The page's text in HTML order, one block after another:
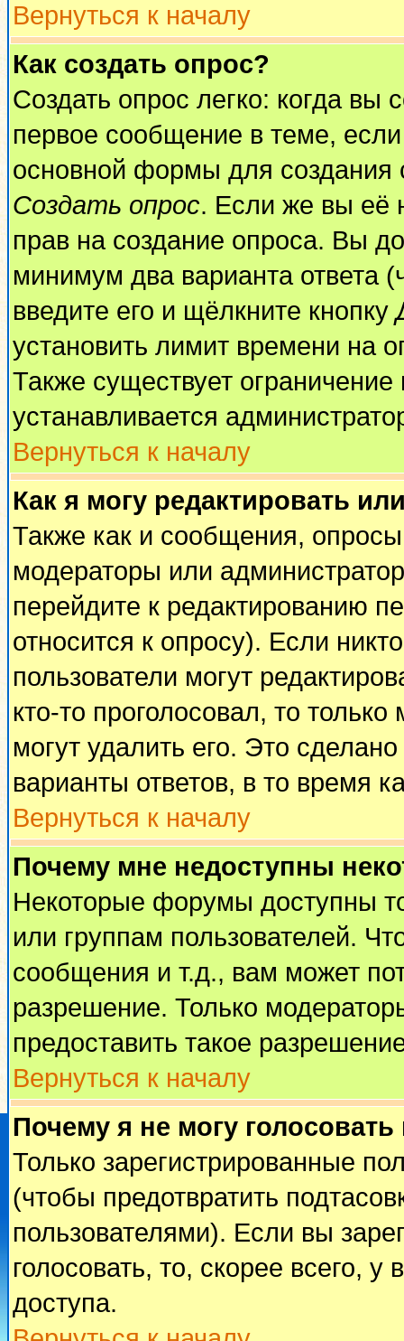
Вернуться к началу
Как создать опрос?
Создать опрос легко: когда вы
первое сообщение в теме,
основной формы для
Создать опрос. Если же вы её
прав на создание опроса. Вы
минимум два варианта ответа
введите его и щёлкните кнопку
установить лимит времени на
Также существует ограничение
устанавливается
Вернуться к началу
Как я могу редактировать
Также как и сообщения, опросы
модераторы или
перейдите к редактированию
относится к опросу). Если
пользователи могут
кто-то проголосовал, то
могут удалить его. Это
варианты ответов, в то время
Вернуться к началу
Почему мне недоступны
Некоторые форумы доступны
или группам пользователей.
сообщения и т.д., вам может
разрешение. Только
предоставить такое
Вернуться к началу
Почему я не могу
Только зарегистрированные
(чтобы предотвратить
пользователями). Если вы
голосовать, то, скорее всего,
доступа.